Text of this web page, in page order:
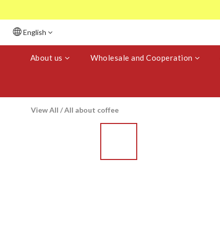
English
About us Wholesale and Cooperation
View All /All about coffee